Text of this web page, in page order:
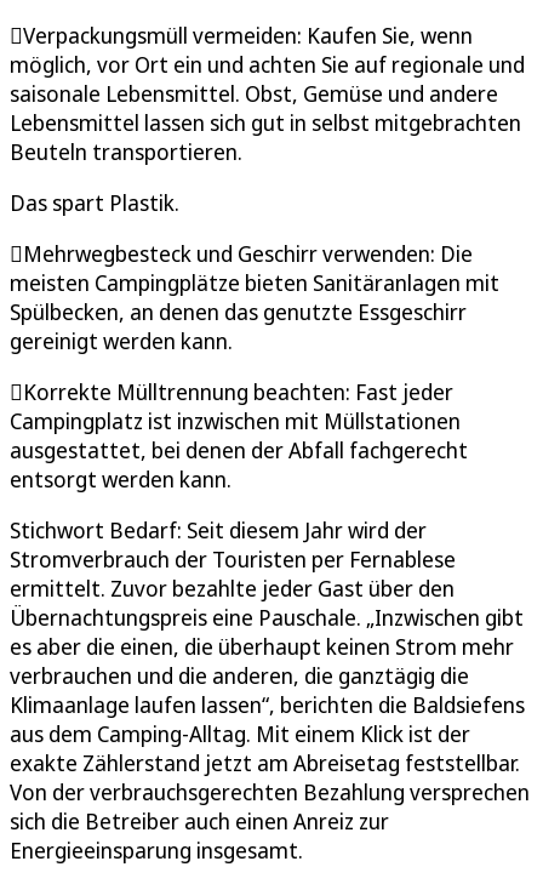
Verpackungsmüll vermeiden: Kaufen Sie, wenn
möglich, vor Ort ein und achten Sie auf regionale und
saisonale Lebensmittel. Obst, Gemüse und andere
Lebensmittel lassen sich gut in selbst mitgebrachten
Beuteln transportieren.
Das spart Plastik.
Mehrwegbesteck und Geschirr verwenden: Die
meisten Campingplätze bieten Sanitäranlagen mit
Spülbecken, an denen das genutzte Essgeschirr
gereinigt werden kann.
Korrekte Mülltrennung beachten: Fast jeder
Campingplatz ist inzwischen mit Müllstationen
ausgestattet, bei denen der Abfall fachgerecht
entsorgt werden kann.
Stichwort Bedarf: Seit diesem Jahr wird der
Stromverbrauch der Touristen per Fernablese
ermittelt. Zuvor bezahlte jeder Gast über den
Übernachtungspreis eine Pauschale. „Inzwischen gibt
es aber die einen, die überhaupt keinen Strom mehr
verbrauchen und die anderen, die ganztägig die
Klimaanlage laufen lassen“, berichten die Baldsiefens
aus dem Camping-Alltag. Mit einem Klick ist der
exakte Zählerstand jetzt am Abreisetag feststellbar.
Von der verbrauchsgerechten Bezahlung versprechen
sich die Betreiber auch einen Anreiz zur
Energieeinsparung insgesamt.